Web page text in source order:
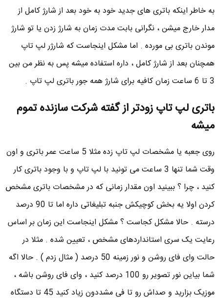
به خاطر اینکه باتری های جدید خود به خود بعد از شارژ کامل از
مدار خارج میشن ، نگرانی بابت مدت زمان به شارژ زدن یا تو شارژ
موندن باتری بی مورده . اما مشکل اینجاست که شارژر لپ تاپ
همچنان بعد از شارژ کامل ، داره استفاده میشه پس به نظر من بین
3 تا 6 ساعت زمان کافیه برای شارژ همه جور باتری لپ تاپ .
باتری لپ تاپ زودتر از گفته شرکت سازنده تموم
میشه
روی جعبه یا مشخصات لپ تاپ زده مثلا 5 ساعت عمر باتری و اون
وقت شما تنها 3 ساعت می تونید با لپ تاپ و با وجود باتری کار
کنید ، چرا ؟ ببینید اون مقدار زمانی که در مشخصات باتری مشخص
کردن اولا یه بخش کوچیکش جنبه تبلیغاتی داره اما تا 90 درصد
درسته . حالا مشکل کجاست ؟ مشکل اینجاست این زمان بر اساس
رعایت یک سری استانداردهای مشخص ، تعیین شده . مثلا در
حالت وای فای روشن و نور زمینه 50 درصد ( مثال زدم ) . حالا اگه
شما بیاین نور تصویر رو 100 درصد کنید ، وای فای روشن باشه ،
موزیک بزارید و صداش رو تا فی مشددون زیاد کنید 45 تا دستگاه